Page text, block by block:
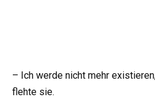
– Ich werde nicht mehr
flehte sie.